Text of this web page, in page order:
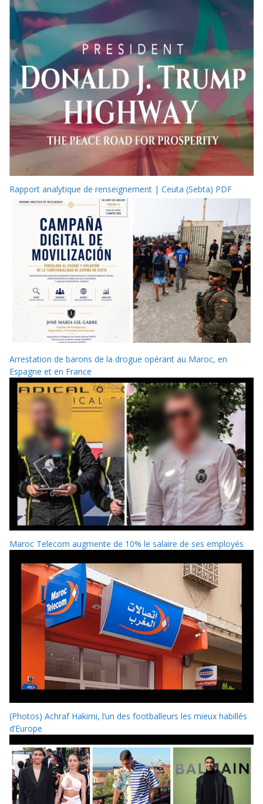
Rapport analytique de renseignement | Ceuta (Sebta) PDF
Arrestation de barons de la drogue opérant au Maroc, en
Espagne et en France
Maroc Telecom augmente de 10% le salaire de ses employés
(Photos) Achraf Hakimi, l’un des footballeurs les mieux habillés
d’Europe